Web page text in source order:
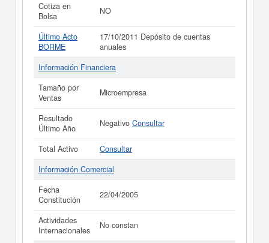
Cotiza en
Bolsa
NO
Último Acto
BORME
17/10/2011 Depósito de cuentas
anuales
Información Financiera
Tamaño por
Ventas
Microempresa
Resultado
Último Año
Negativo Consultar
Total Activo
Consultar
Información Comercial
Fecha
Constitución
22/04/2005
Actividades
Internacionales
No constan